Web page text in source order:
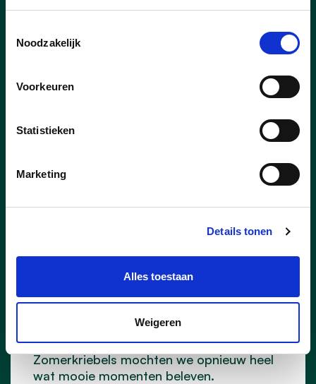
Noodzakelijk
Voorkeuren
Statistieken
Marketing
Details tonen
Alles toestaan
Weigeren
09/07/26
in het teken van ontmoeting, gezelligheid
en muziek.
Met de eerste editie van de Kleine
Braderie, de jaarlijkse Braderie en
Zomerkriebels mochten we opnieuw heel
wat mooie momenten beleven.